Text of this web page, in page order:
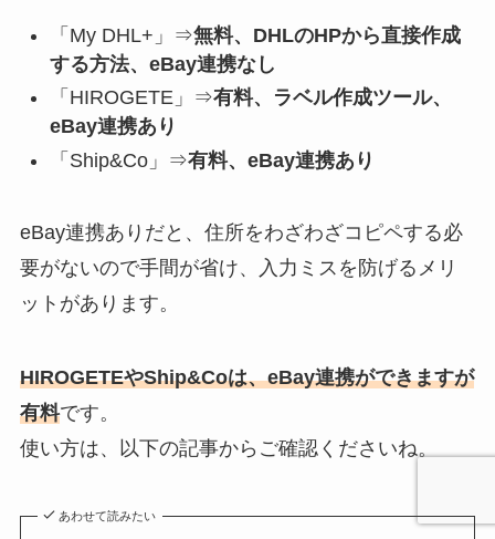
「My DHL+」⇒無料、DHLのHPから直接作成
する方法、eBay連携なし
「HIROGETE」⇒有料、ラベル作成ツール、
eBay連携あり
「Ship&Co」⇒有料、eBay連携あり
eBay連携ありだと、住所をわざわざコピペする必
要がないので手間が省け、入力ミスを防げるメリ
ットがあります。
HIROGETEやShip&Coは、eBay連携ができますが
有料です。
使い方は、以下の記事からご確認くださいね。
あわせて読みたい